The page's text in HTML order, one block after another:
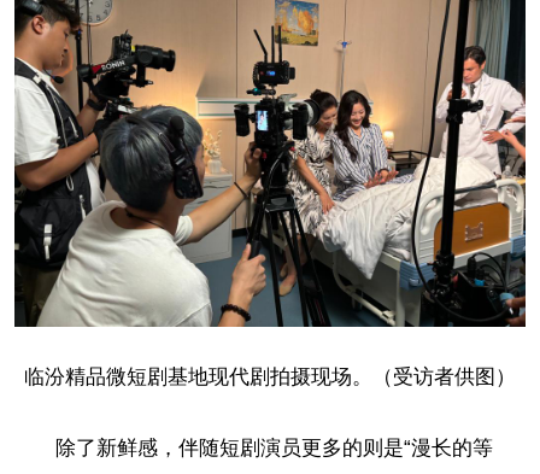
临汾精品微短剧基地现代剧拍摄现场。（受访者供图）
除了新鲜感，伴随短剧演员更多的则是“漫长的等